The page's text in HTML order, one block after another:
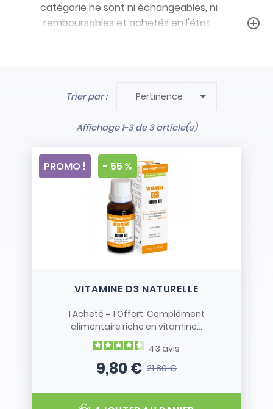
catégorie ne sont ni échangeables, ni
remboursables et achetés en l'état.
- Stock limité et non renouvelé
add_circle_outline
Trier par : Pertinence 
Affichage 1-3 de 3 article(s)
VITAMINE D3 NATURELLE
1 Acheté = 1 Offert Complément
alimentaire riche en vitamine...
43 avis
Prix
9,80 €Prix de base
21,80 €
PROMO ! - 55 %